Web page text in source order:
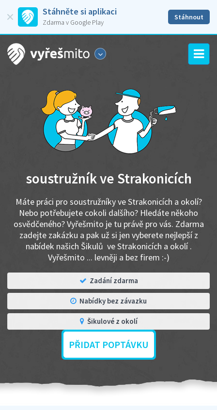
Stáhněte si aplikaci
Zdarma v Google Play
Stáhnout
soustružník ve Strakonicích
Máte práci pro soustružníky ve Strakonicích a okolí?
Nebo potřebujete cokoli dalšího? Hledáte někoho
osvědčeného? Vyřešmito je tu právě pro vás. Zdarma
zadejte zakázku a pak už si jen vyberete nejlepší z
nabídek našich Šikulů ve Strakonicích a okolí .
Vyřešmito ... levněji a bez firem :-)
Zadání zdarma
Nabídky bez závazku
Šikulové z okolí
PŘIDAT POPTÁVKU